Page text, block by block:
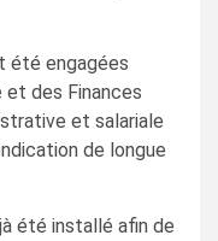
été engagées
et des Finances
et salariale
de longue
été installé afin de